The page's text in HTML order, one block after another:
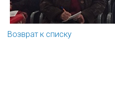
Возврат к списку